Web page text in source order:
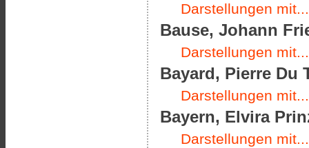
Darstellungen mit...
Bause, Johann
Darstellungen mit...
Bayard, Pierre Du
Darstellungen mit...
Bayern, Elvira
Darstellungen mit...